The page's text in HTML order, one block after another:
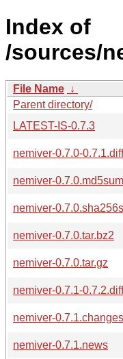
Index of
/sources/
File Name ↓
Parent directory/
LATEST-IS-0.7.3
nemiver-0.7.0-
nemiver-0.7.0.md5sum
nemiver-
nemiver-0.7.0.tar.bz2
nemiver-0.7.0.tar.gz
nemiver-0.7.1-
nemiver-0.7.1.changes
nemiver-0.7.1.news